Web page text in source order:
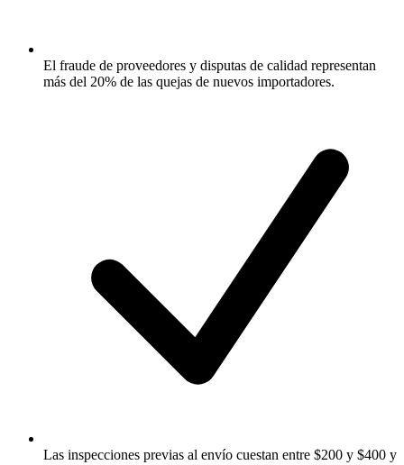
El fraude de proveedores y disputas de calidad representan
más del 20% de las quejas de nuevos importadores.
Las inspecciones previas al envío cuestan entre $200 y $400 y